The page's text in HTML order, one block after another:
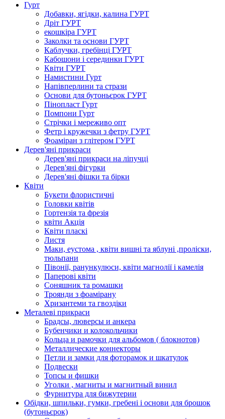
Гурт
Добавки, ягідки, калина ГУРТ
Дріт ГУРТ
екошкіра ГУРТ
Заколки та основи ГУРТ
Каблучки, гребінці ГУРТ
Кабошони і серединки ГУРТ
Квіти ГУРТ
Намистини Гурт
Напівперлини та стрази
Основи для бутоньєрок ГУРТ
Пінопласт Гурт
Помпони Гурт
Стрічки і мереживо опт
Фетр і кружечки з фетру ГУРТ
Фоаміран з глітером ГУРТ
Дерев'яні прикраси
Дерев'яні прикраси на ліпучці
Дерев'яні фігурки
Дерев'яні фішки та бірки
Квіти
Букети флористичні
Головки квітів
Гортензія та фрезія
квіти Акція
Квіти пласкі
Листя
Маки, еустома , квіти вишні та яблуні ,проліски,
тюльпани
Півонії, ранункулюси, квіти магнолії і камелія
Паперові квіти
Соняшник та ромашки
Троянди з фоамірану
Хризантеми та гвоздіки
Металеві прикраси
Брадсы, люверсы и анкера
Бубенчики и колокольчики
Кольца и рамочки для альбомов ( блокнотов)
Металлические коннекторы
Петли и замки для фоторамок и шкатулок
Подвески
Топсы и фишки
Уголки , магниты и магнитный винил
Фурнитура для бижутерии
Обідки, шпильки, гумки, гребені і основи для брошок
(бутоньєрок)